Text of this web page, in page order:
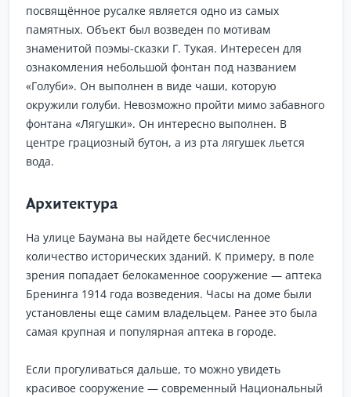
посвящённое русалке является одно из самых
памятных. Объект был возведен по мотивам
знаменитой поэмы-сказки Г. Тукая. Интересен для
ознакомления небольшой фонтан под названием
«Голуби». Он выполнен в виде чаши, которую
окружили голуби. Невозможно пройти мимо забавного
фонтана «Лягушки». Он интересно выполнен. В
центре грациозный бутон, а из рта лягушек льется
вода.
Архитектура
На улице Баумана вы найдете бесчисленное
количество исторических зданий. К примеру, в поле
зрения попадает белокаменное сооружение — аптека
Бренинга 1914 года возведения. Часы на доме были
установлены еще самим владельцем. Ранее это была
самая крупная и популярная аптека в городе.
Если прогуливаться дальше, то можно увидеть
красивое сооружение — современный Национальный